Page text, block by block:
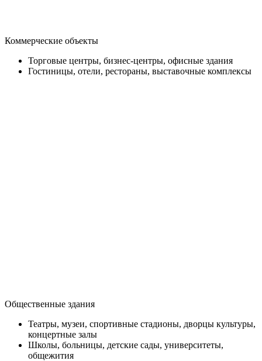
Коммерческие объекты
Торговые центры, бизнес-центры, офисные здания
Гостиницы, отели, рестораны, выставочные комплексы
Общественные здания
Театры, музеи, спортивные стадионы, дворцы культуры,
концертные залы
Школы, больницы, детские сады, университеты,
общежития